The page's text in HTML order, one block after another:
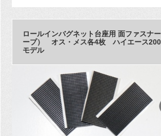
ロールインバグネット台座用 面ファスナ
ープ） オス・メス各4枚 ハイエース200
モデル